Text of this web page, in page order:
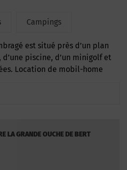
Campings
piscine, d’un minigolf et
Location de mobil-home
LA GRANDE OUCHE DE BERT